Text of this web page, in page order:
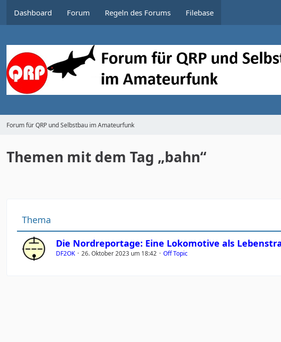
Dashboard Forum Regeln des Forums Filebase
Forum für QRP und Selbstbau im Amateurfunk
Themen mit dem Tag „bahn“
Thema
Die Nordreportage: Eine Lokomotive als
DF2OK 26. Oktober 2023 um 18:42 Off Topic